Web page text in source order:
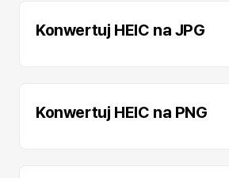
Konwertuj HEIC na JPG
Konwertuj HEIC na PNG